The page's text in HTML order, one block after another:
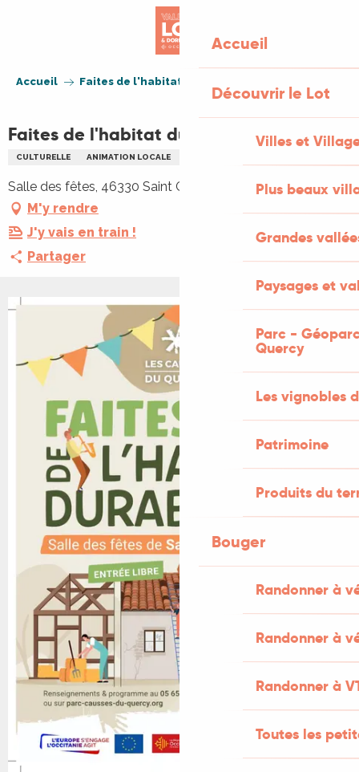
Accueil
Découvrir le Lot
Villes et
Plus beaux
Grandes
Paysages et
Parc -
Quercy
Les vignobles
Patrimoine
Produits du
Bouger
Randonner à
Randonner à
Randonner à
Toutes les
Accueil Faites de l'habitat durable
Faites de l'habitat durable
CULTURELLE ANIMATION LOCALE
Salle des fêtes, 46330 Saint Géry-Vers
M'y rendre
J'y vais en train !
Partager